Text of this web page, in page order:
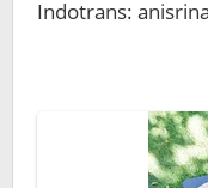
Indotrans: anisrina